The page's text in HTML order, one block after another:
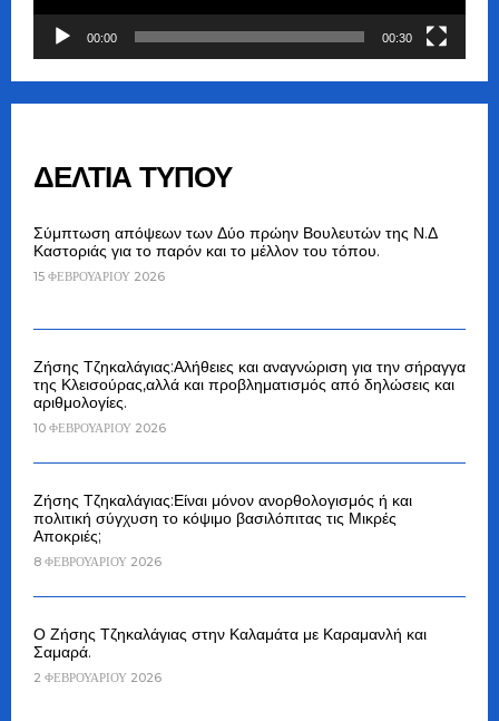
00:00 00:30
ΔΕΛΤΙΑ ΤΥΠΟΥ
Σύμπτωση απόψεων των Δύο πρώην Βουλευτών της Ν.Δ
Καστοριάς για το παρόν και το μέλλον του τόπου.
15 ΦΕΒΡΟΥΑΡΊΟΥ 2026
Ζήσης Τζηκαλάγιας:Αλήθειες και αναγνώριση για την σήραγγα
της Κλεισούρας,αλλά και προβληματισμός από δηλώσεις και
αριθμολογίες.
10 ΦΕΒΡΟΥΑΡΊΟΥ 2026
Ζήσης Τζηκαλάγιας:Είναι μόνον ανορθολογισμός ή και
πολιτική σύγχυση το κόψιμο βασιλόπιτας τις Μικρές
Αποκριές;
8 ΦΕΒΡΟΥΑΡΊΟΥ 2026
Ο Ζήσης Τζηκαλάγιας στην Καλαμάτα με Καραμανλή και
Σαμαρά.
2 ΦΕΒΡΟΥΑΡΊΟΥ 2026